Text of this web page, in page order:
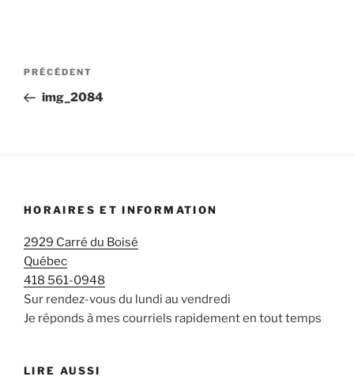
Navigation
l’article
Article
précédent
PRÉCÉDENT
img_2084
HORAIRES ET INFORMATION
2929 Carré du Boisé
Québec
418 561-0948
Sur rendez-vous du lundi au vendredi
Je réponds à mes courriels rapidement en tout temps
LIRE AUSSI